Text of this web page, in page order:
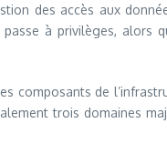
des accès aux
à privilèges, alors
de
trois domaines